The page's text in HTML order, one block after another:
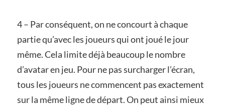
4 – Par conséquent, on ne concourt à chaque
partie qu’avec les joueurs qui ont joué le jour
même. Cela limite déjà beaucoup le nombre
d’avatar en jeu. Pour ne pas surcharger l’écran,
tous les joueurs ne commencent pas exactement
sur la même ligne de départ. On peut ainsi mieux